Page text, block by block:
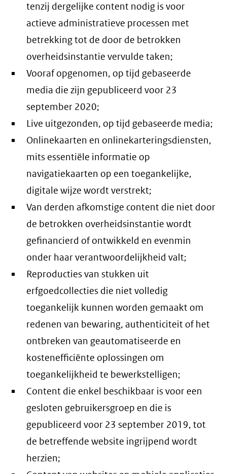
tenzij dergelijke content nodig is voor
actieve administratieve processen met
betrekking tot de door de betrokken
overheidsinstantie vervulde taken;
Vooraf opgenomen, op tijd gebaseerde
media die zijn gepubliceerd voor 23
september 2020;
Live uitgezonden, op tijd gebaseerde media;
Onlinekaarten en onlinekarteringsdiensten,
mits essentiële informatie op
navigatiekaarten op een toegankelijke,
digitale wijze wordt verstrekt;
Van derden afkomstige content die niet door
de betrokken overheidsinstantie wordt
gefinancierd of ontwikkeld en evenmin
onder haar verantwoordelijkheid valt;
Reproducties van stukken uit
erfgoedcollecties die niet volledig
toegankelijk kunnen worden gemaakt om
redenen van bewaring, authenticiteit of het
ontbreken van geautomatiseerde en
kostenefficiënte oplossingen om
toegankelijkheid te bewerkstelligen;
Content die enkel beschikbaar is voor een
gesloten gebruikersgroep en die is
gepubliceerd voor 23 september 2019, tot
de betreffende website ingrijpend wordt
herzien;